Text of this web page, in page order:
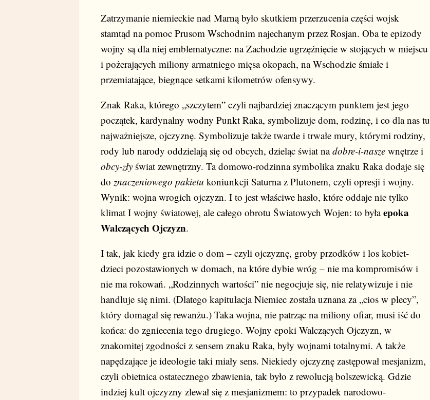
Zatrzymanie niemieckie nad Marną było skutkiem przerzucenia części wojsk
stamtąd na pomoc Prusom Wschodnim najechanym przez Rosjan. Oba te epizody
wojny są dla niej emblematyczne: na Zachodzie ugrzęźnięcie w stojących w miejscu
i pożerających miliony armatniego mięsa okopach, na Wschodzie śmiałe i
przemiatające, biegnące setkami kilometrów ofensywy.
Znak Raka, którego „szczytem” czyli najbardziej znaczącym punktem jest jego
początek, kardynalny wodny Punkt Raka, symbolizuje dom, rodzinę, i co dla nas tu
najważniejsze, ojczyznę. Symbolizuje także twarde i trwałe mury, którymi rodziny,
rody lub narody oddzielają się od obcych, dzieląc świat nadobre-i-nasze wnętrze i
obcy-zły świat zewnętrzny. Ta domowo-rodzinna symbolika znaku Raka dodaje się
do znaczeniowego pakietu koniunkcji Saturna z Plutonem, czyli opresji i wojny.
Wynik: wojna wrogich ojczyzn. I to jest właściwe hasło, które oddaje nie tylko
klimat I wojny światowej, ale całego obrotu Światowych Wojen: to byłaepoka
Walczących Ojczyzn.
I tak, jak kiedy gra idzie o dom – czyli ojczyznę, groby przodków i los kobiet-
dzieci pozostawionych w domach, na które dybie wróg – nie ma kompromisów i
nie ma rokowań. „Rodzinnych wartości” nie negocjuje się, nie relatywizuje i nie
handluje się nimi. (Dlatego kapitulacja Niemiec została uznana za „cios w plecy”,
który domagał się rewanżu.) Taka wojna, nie patrząc na miliony ofiar, musi iść do
końca: do zgniecenia tego drugiego. Wojny epoki Walczących Ojczyzn, w
znakomitej zgodności z sensem znaku Raka, były wojnami totalnymi. A także
napędzające je ideologie taki miały sens. Niekiedy ojczyznę zastępował mesjanizm,
czyli obietnica ostatecznego zbawienia, tak było z rewolucją bolszewicką. Gdzie
indziej kult ojczyzny zlewał się z mesjanizmem: to przypadek narodowo-